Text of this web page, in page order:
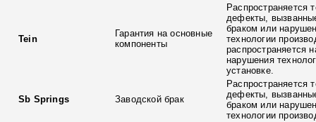
Tein
Гарантия на основные
компоненты
Распространяется
дефекты,
браком или
технологии
распространяется
нарушения
установке.
Sb Springs Заводской брак
Распространяется
дефекты,
браком или
технологии